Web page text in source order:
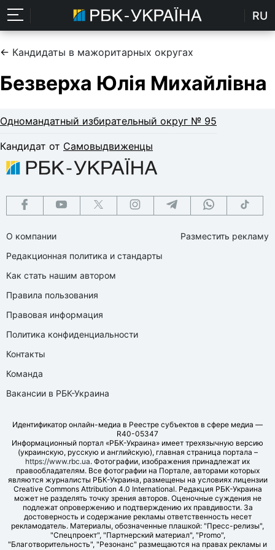
RU
← Кандидаты в мажоритарных округах
Безверха Юлія Михайлівна
Одномандатный избирательный округ № 95
Кандидат от Самовыдвиженцы
О компании
Редакционная политика и стандарты
Как стать нашим автором
Правила пользования
Правовая информация
Политика конфиденциальности
Контакты
Команда
Вакансии в РБК-Украина
Разместить рекламу
Идентификатор онлайн-медиа в Реестре субъектов в сфере медиа —
R40-05347
Информационный портал «РБК-Украина» имеет трехязычную версию
(украинскую, русскую и английскую), главная страница портала –
https://www.rbc.ua. Фотографии, изображения принадлежат их
правообладателям. Все фотографии на Портале, авторами которых
являются журналисты РБК-Украина, размещены на условиях лицензии
Creative Commons Attribution 4.0 International. Редакция РБК-Украина
может не разделять точку зрения авторов. Оценочные суждения не
подлежат опровержению и подтверждению их правдивости. За
достоверность и содержание рекламы ответственность несет
рекламодатель. Материалы, обозначенные плашкой: "Пресс-релизы",
"Спецпроект", "Партнерский материал", "Promo",
"Благотворительность", "Резонанс" размещаются на правах рекламы и